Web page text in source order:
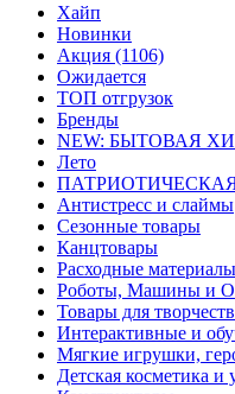
Хайп
Новинки
Акция (1106)
Ожидается
ТОП отгрузок
Бренды
NEW: БЫТОВАЯ
Лето
Антистресс и слаймы
Сезонные товары
Канцтовары
Расходные материалы
Роботы, Машины и
Товары для
Интерактивные и
Мягкие игрушки,
Детская косметика и